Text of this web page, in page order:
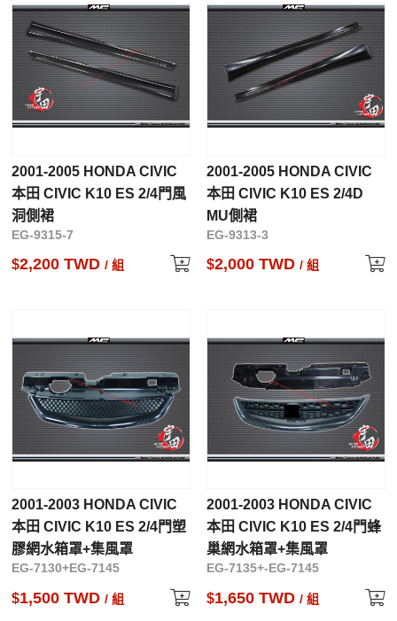
2001-2005 HONDA CIVIC
本田 CIVIC K10 ES 2/4門風
洞側裙
EG-9315-7
$2,200 TWD/ 組
2001-2005 HONDA CIVIC
本田 CIVIC K10 ES 2/4D
MU側裙
EG-9313-3
$2,000 TWD/ 組
2001-2003 HONDA CIVIC
本田 CIVIC K10 ES 2/4門塑
膠網水箱罩+集風罩
EG-7130+EG-7145
$1,500 TWD/ 組
2001-2003 HONDA CIVIC
本田 CIVIC K10 ES 2/4門蜂
巢網水箱罩+集風罩
EG-7135+-EG-7145
$1,650 TWD/ 組